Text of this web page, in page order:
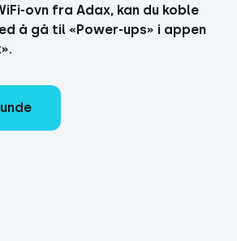
ovn fra Adax, kan du koble
å gå til «Power-ups» i appen